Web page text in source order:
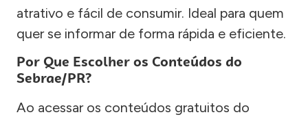
atrativo e fácil de consumir. Ideal para quem
quer se informar de forma rápida e eficiente.
Por Que Escolher os Conteúdos do
Sebrae/PR?
Ao acessar os conteúdos gratuitos do